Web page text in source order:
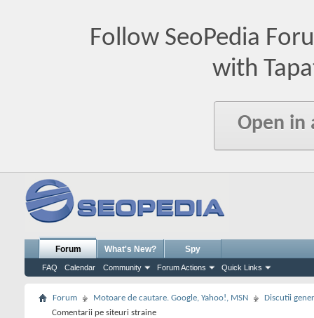
Follow SeoPedia
with
Open in
Forum
FAQ Calendar Community Forum Actions Quick Links
What's New? Spy
Forum Motoare de cautare. Google, Yahoo!, MSN
Discutii
Comentarii pe siteuri straine